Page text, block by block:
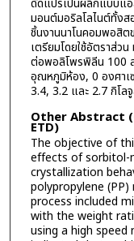
มอนต์มอริลโลไนต์ทั้ง
ชิ้นงานนาโนคอมพอสิ
เตรียมโดยใช้อัตราส่ว
ต่อพอลิโพรพิลีน 100
อุณหภูมิห้อง, 0 องศาเ
3.4, 3.2 และ 2.7 กิโล
Other Abstract
ETD)
The objective of
effects of sorbitol-
crystallization
polypropylene
process included
with the weight
using a high speed